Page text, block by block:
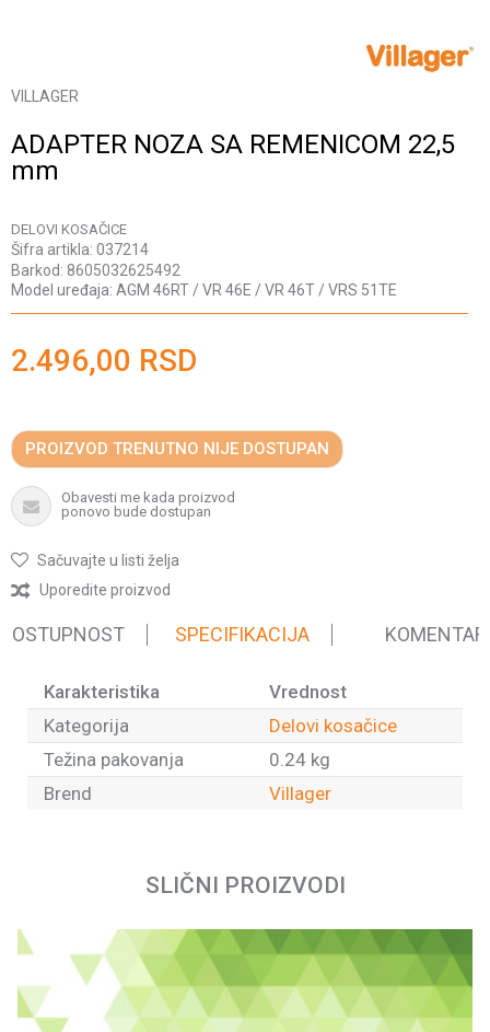
VILLAGER
ADAPTER NOZA SA REMENICOM 22,5
mm
DELOVI KOSAČICE
Šifra artikla: 037214
Barkod: 8605032625492
Model uređaja: AGM 46RT / VR 46E / VR 46T / VRS 51TE
2.496,00 RSD
PROIZVOD TRENUTNO NIJE DOSTUPAN
Obavesti me kada proizvod
ponovo bude dostupan
Sačuvajte u listi želja
Uporedite proizvod
SPECIFIKACIJA
Karakteristika
Vrednost
Kategorija
Delovi kosačice
Težina pakovanja
0.24 kg
Brend
Villager
SLIČNI PROIZVODI